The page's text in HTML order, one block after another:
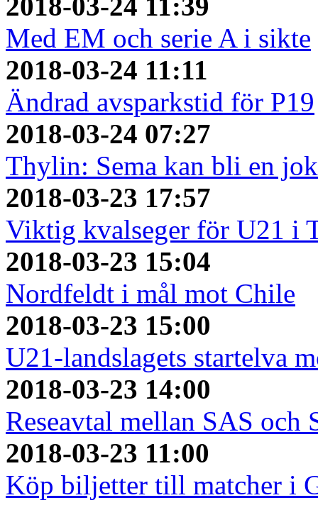
2018-03-24 11:39
Med EM och serie A i sikte
2018-03-24 11:11
Ändrad avsparkstid för P19
2018-03-24 07:27
Thylin: Sema kan bli en
2018-03-23 17:57
Viktig kvalseger för U21 i
2018-03-23 15:04
Nordfeldt i mål mot Chile
2018-03-23 15:00
U21-landslagets startelva
2018-03-23 14:00
Reseavtal mellan SAS och
2018-03-23 11:00
Köp biljetter till matcher i